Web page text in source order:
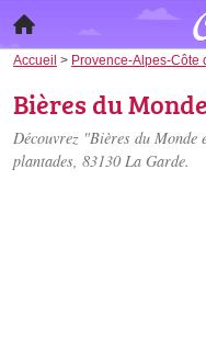
Accueil > Provence-Alpes-Côte
Bières du
Découvrez "Bières du
plantades, 83130 La Garde.